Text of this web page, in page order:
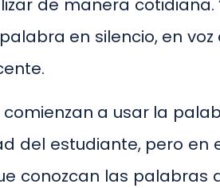
de manera
en silencio, en
a usar la
del estudiante, pero en
conozcan las palabras